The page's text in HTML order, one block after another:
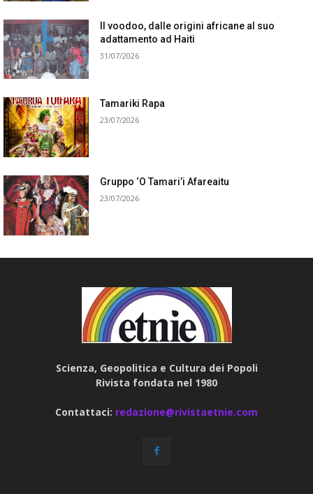
Il voodoo, dalle origini africane al suo
adattamento ad Haiti
31/07/2026
Tamariki Rapa
23/07/2026
Gruppo ‘O Tamari’i Afareaitu
23/07/2026
Scienza, Geopolitica e Cultura dei Popoli
Rivista fondata nel 1980
Contattaci: redazione@rivistaetnie.com